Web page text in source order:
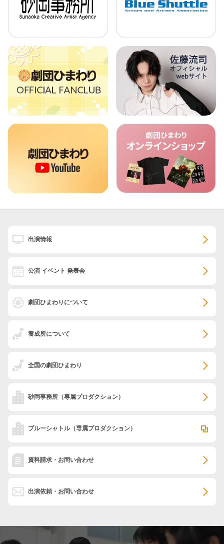
出演情報
公演 イベント 発表会
劇団ひまわりについて
養成所について
全国の劇団ひまわり
砂岡事務所 （専属プロダクション）
ブルーシャトル（専属プロダクション）
資料請求・お問い合わせ
出演依頼・お問い合わせ